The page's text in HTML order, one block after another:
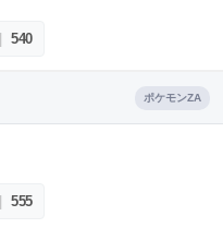
540
ポケモンZA
555